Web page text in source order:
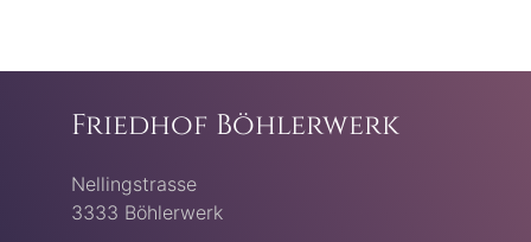
Friedhof Böhlerwerk
Nellingstrasse
3333 Böhlerwerk